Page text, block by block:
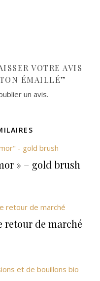
VOTRE AVIS
ÉMAILLÉ”
un avis.
» – gold brush
retour de marché